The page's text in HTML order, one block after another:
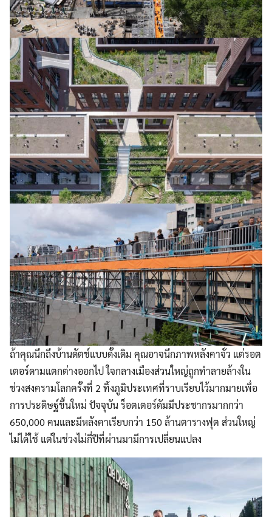
ถ้าคุณนึกถึงบ้านดัตช์แบบดั้งเดิม คุณอาจนึกภาพหลังคาจั่ว แต่รอต
เตอร์ดามแตกต่างออกไป ใจกลางเมืองส่วนใหญ่ถูกทำลายล้างใน
ช่วงสงครามโลกครั้งที่ 2 ทิ้งภูมิประเทศที่ราบเรียบไว้มากมายเพื่อ
การประดิษฐ์ขึ้นใหม่ ปัจจุบัน ร็อตเตอร์ดัมมีประชากรมากกว่า
650,000 คนและมีหลังคาเรียบกว่า 150 ล้านตารางฟุต ส่วนใหญ่
ไม่ได้ใช้ แต่ในช่วงไม่กี่ปีที่ผ่านมามีการเปลี่ยนแปลง